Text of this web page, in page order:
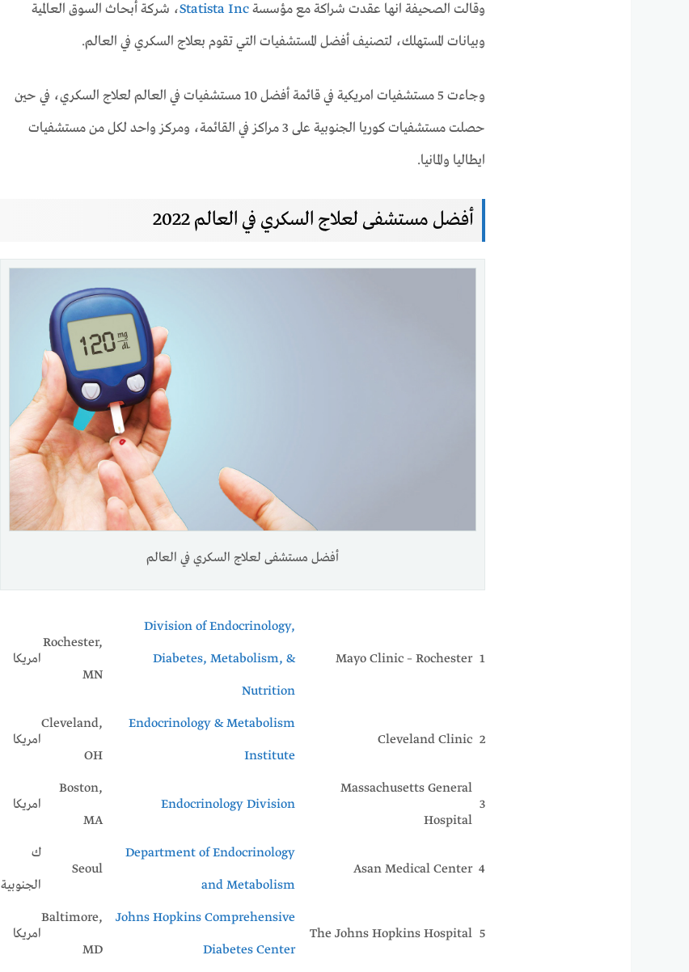
وقالت الصحيفة انها عقدت شراكة مع مؤسسةStatista Inc، شركة أبحاث السوق العالمية
وبيانات المستهلك، لتصنيف أفضل المستشفيات التي تقوم بعلاج السكري في العالم.
وجاءت 5 مستشفيات امريكية في قائمة أفضل 10 مستشفيات في العالم لعلاج السكري، في حين
حصلت مستشفيات كوريا الجنوبية على 3 مراكز في القائمة، ومركز واحد لكل من مستشفيات
ايطاليا والمانيا.
أفضل مستشفى لعلاج السكري في العالم 2022
أفضل مستشفى لعلاج السكري في العالم
1
Mayo Clinic – Rochester
Division of Endocrinology,
Diabetes, Metabolism, &
Nutrition
Rochester,
MN
امريكا
2
Cleveland Clinic
Endocrinology & Metabolism
Institute
Cleveland,
OH
امريكا
3
Massachusetts General
Hospital
Endocrinology Division
Boston,
MA
امريكا
4
Asan Medical Center
Department of Endocrinology
and Metabolism
Seoul
ك
الجنوبية
5
The Johns Hopkins Hospital
Johns Hopkins Comprehensive
Diabetes Center
Baltimore,
MD
امريكا